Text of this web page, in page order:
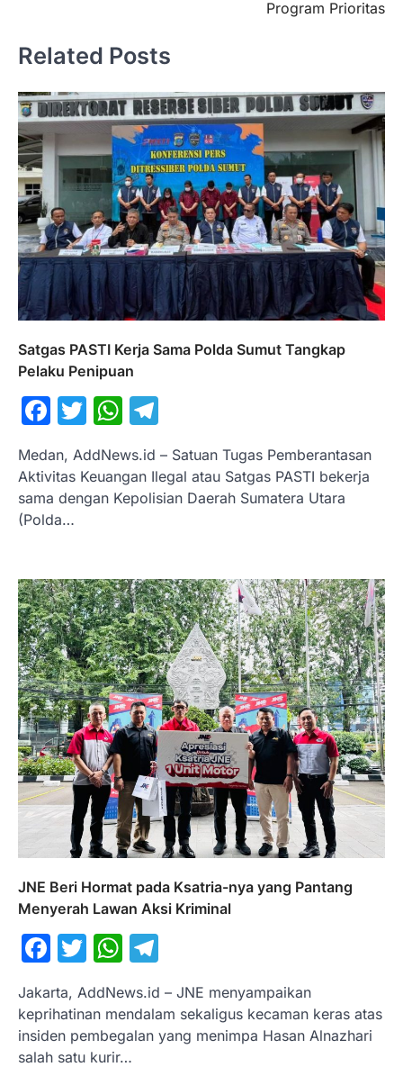
Program Prioritas
Related Posts
Satgas PASTI Kerja Sama Polda Sumut Tangkap
Pelaku Penipuan
Facebook
TwitterWhatsApp
Medan, AddNews.id – Satuan Tugas Pemberantasan
Aktivitas Keuangan Ilegal atau Satgas PASTI bekerja
sama dengan Kepolisian Daerah Sumatera Utara
(Polda…
JNE Beri Hormat pada Ksatria-nya yang Pantang
Menyerah Lawan Aksi Kriminal
Facebook
TwitterWhatsApp
Jakarta, AddNews.id – JNE menyampaikan
keprihatinan mendalam sekaligus kecaman keras atas
insiden pembegalan yang menimpa Hasan Alnazhari
salah satu kurir…